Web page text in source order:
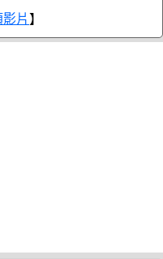
片 】